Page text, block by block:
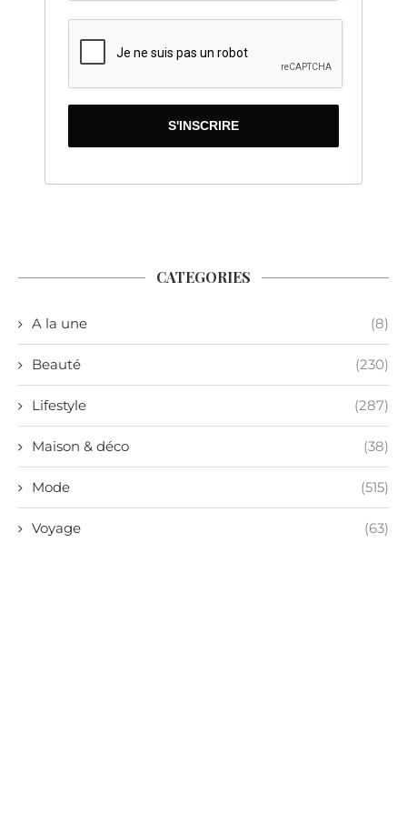
S'INSCRIRE
CATEGORIES
A la une (8)
Beauté (230)
Lifestyle (287)
Maison & déco (38)
Mode (515)
Voyage (63)